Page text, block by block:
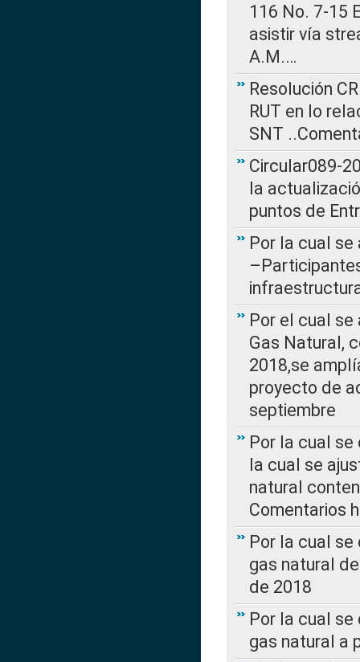
116 No. 7-15
asistir vía
A.M.…
Resolución
RUT en lo
SNT
Circular089-
la
puntos de
Por la cual se
Por el cual
Gas Natural,
2018,se
proyecto de
septiembre
Por la cual se
la cual se
natural
Comentarios
Por la cual
gas natural
de 2018
Por la cual
gas natural a